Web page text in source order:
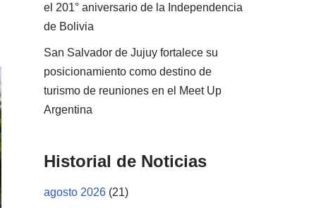
el 201° aniversario de la Independencia
de Bolivia
San Salvador de Jujuy fortalece su
posicionamiento como destino de
turismo de reuniones en el Meet Up
Argentina
Historial de Noticias
agosto 2026 (21)